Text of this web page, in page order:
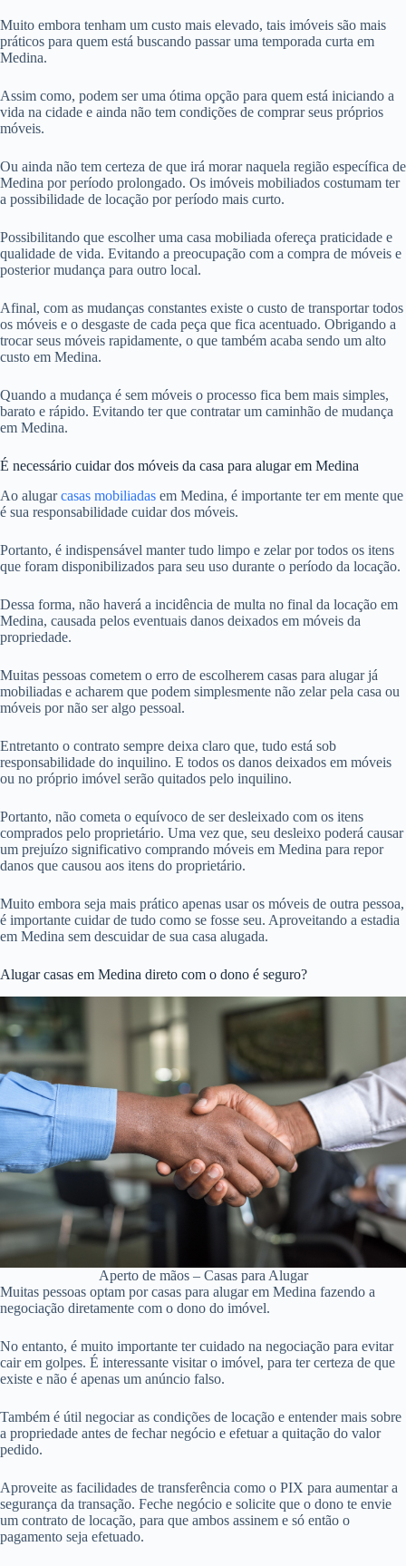
Muito embora tenham um custo mais elevado, tais imóveis são mais
práticos para quem está buscando passar uma temporada curta em
Medina.
Assim como, podem ser uma ótima opção para quem está iniciando a
vida na cidade e ainda não tem condições de comprar seus próprios
móveis.
Ou ainda não tem certeza de que irá morar naquela região específica de
Medina por período prolongado. Os imóveis mobiliados costumam ter
a possibilidade de locação por período mais curto.
Possibilitando que escolher uma casa mobiliada ofereça praticidade e
qualidade de vida. Evitando a preocupação com a compra de móveis e
posterior mudança para outro local.
Afinal, com as mudanças constantes existe o custo de transportar todos
os móveis e o desgaste de cada peça que fica acentuado. Obrigando a
trocar seus móveis rapidamente, o que também acaba sendo um alto
custo em Medina.
Quando a mudança é sem móveis o processo fica bem mais simples,
barato e rápido. Evitando ter que contratar um caminhão de mudança
em Medina.
É necessário cuidar dos móveis da casa para alugar em Medina
Ao alugarcasas mobiliadas em Medina, é importante ter em mente que
é sua responsabilidade cuidar dos móveis.
Portanto, é indispensável manter tudo limpo e zelar por todos os itens
que foram disponibilizados para seu uso durante o período da locação.
Dessa forma, não haverá a incidência de multa no final da locação em
Medina, causada pelos eventuais danos deixados em móveis da
propriedade.
Muitas pessoas cometem o erro de escolherem casas para alugar já
mobiliadas e acharem que podem simplesmente não zelar pela casa ou
móveis por não ser algo pessoal.
Entretanto o contrato sempre deixa claro que, tudo está sob
responsabilidade do inquilino. E todos os danos deixados em móveis
ou no próprio imóvel serão quitados pelo inquilino.
Portanto, não cometa o equívoco de ser desleixado com os itens
comprados pelo proprietário. Uma vez que, seu desleixo poderá causar
um prejuízo significativo comprando móveis em Medina para repor
danos que causou aos itens do proprietário.
Muito embora seja mais prático apenas usar os móveis de outra pessoa,
é importante cuidar de tudo como se fosse seu. Aproveitando a estadia
em Medina sem descuidar de sua casa alugada.
Alugar casas em Medina direto com o dono é seguro?
Aperto de mãos – Casas para Alugar
Muitas pessoas optam por casas para alugar em Medina fazendo a
negociação diretamente com o dono do imóvel.
No entanto, é muito importante ter cuidado na negociação para evitar
cair em golpes. É interessante visitar o imóvel, para ter certeza de que
existe e não é apenas um anúncio falso.
Também é útil negociar as condições de locação e entender mais sobre
a propriedade antes de fechar negócio e efetuar a quitação do valor
pedido.
Aproveite as facilidades de transferência como o PIX para aumentar a
segurança da transação. Feche negócio e solicite que o dono te envie
um contrato de locação, para que ambos assinem e só então o
pagamento seja efetuado.